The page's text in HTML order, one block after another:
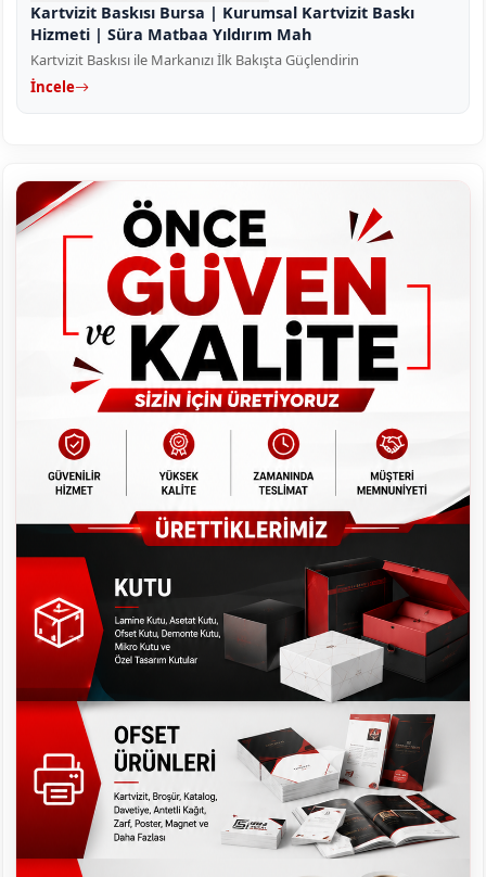
Kartvizit Baskısı Bursa | Kurumsal Kartvizit Baskı
Hizmeti | Süra Matbaa Yıldırım Mah
Kartvizit Baskısı ile Markanızı İlk Bakışta Güçlendirin
İncele